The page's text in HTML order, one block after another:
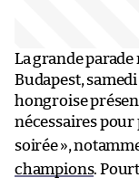
La grande parade
Budapest,
hongroise
nécessaires pour
soirée»,
champions.